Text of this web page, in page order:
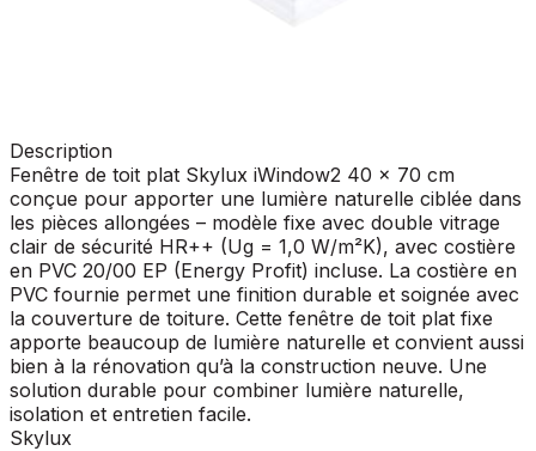
Description
Fenêtre de toit plat Skylux iWindow2 40 x 70 cm
conçue pour apporter une lumière naturelle ciblée dans
les pièces allongées – modèle fixe avec double vitrage
clair de sécurité HR++ (Ug = 1,0 W/m²K), avec costière
en PVC 20/00 EP (Energy Profit) incluse. La costière en
PVC fournie permet une finition durable et soignée avec
la couverture de toiture. Cette fenêtre de toit plat fixe
apporte beaucoup de lumière naturelle et convient aussi
bien à la rénovation qu’à la construction neuve. Une
solution durable pour combiner lumière naturelle,
isolation et entretien facile.
Skylux